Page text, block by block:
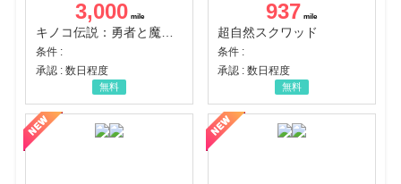
3,000
キノコ伝説：勇者と魔法のランプ
条件 :
承認 : 数日程度
無料
937
超自然スクワッド
条件 :
承認 : 数日程度
無料